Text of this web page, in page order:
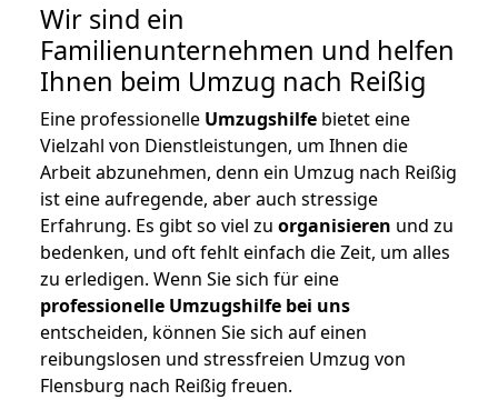
Wir sind ein
Familienunternehmen und helfen
Ihnen beim Umzug nach Reißig
Eine professionelle Umzugshilfe bietet eine
Vielzahl von Dienstleistungen, um Ihnen die
Arbeit abzunehmen, denn ein Umzug nach Reißig
ist eine aufregende, aber auch stressige
Erfahrung. Es gibt so viel zu organisieren und zu
bedenken, und oft fehlt einfach die Zeit, um alles
zu erledigen. Wenn Sie sich für eine
professionelle Umzugshilfe bei uns
entscheiden, können Sie sich auf einen
reibungslosen und stressfreien Umzug von
Flensburg nach Reißig freuen.